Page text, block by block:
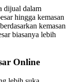
dijual dalam
hingga kemasan
kemasan
biasanya lebih
Online